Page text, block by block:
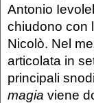
Antonio
chiudono con
Nicolò. Nel
articolata in
principali
magia viene